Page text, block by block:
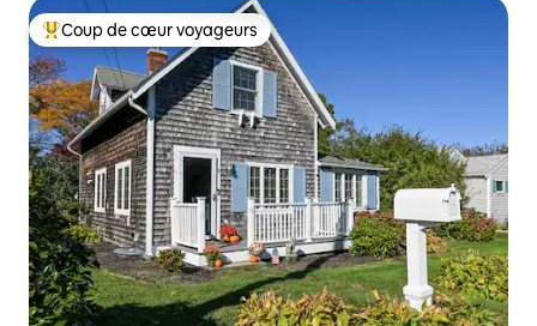
Coup de cœur voyageurs parmi les plus aimés
Coup de cœur voyageurs